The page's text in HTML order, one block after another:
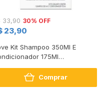
33,90 30% OFF
23,90
Kit Shampoo 350Ml E
175Ml
Comprar